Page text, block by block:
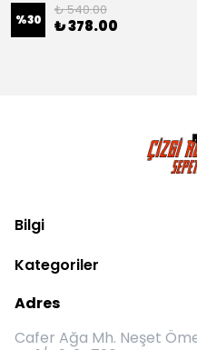
%30
₺ 540.00
₺ 378.00
Bilgi
Kategoriler
Adres
Cafer Ağa Mh. Neşet